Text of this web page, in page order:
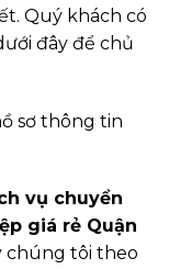
Quý khách có
đây để chủ
sơ thông tin
vụ chuyển
giá rẻ Quận
chúng tôi theo